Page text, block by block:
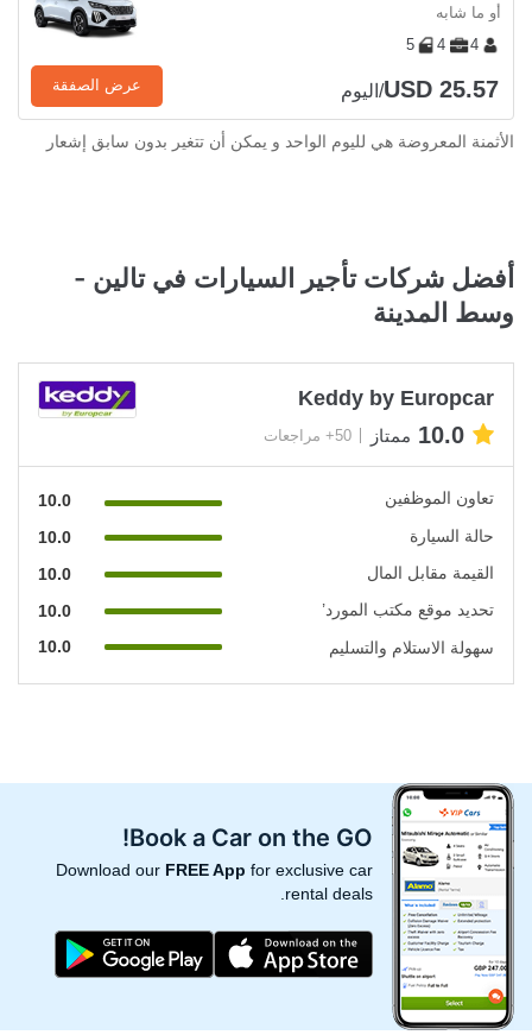
أو ما شابه
4
4
5
USD 25.57/اليوم عرض الصفقة
الأثمنة المعروضة هي لليوم الواحد و يمكن أن تتغير بدون سابق إشعار
أفضل شركات تأجير السيارات في تالين -
وسط المدينة
Keddy by Europcar
10.0 ممتاز 50+ مراجعات
تعاون الموظفين
10.0
حالة السيارة
10.0
القيمة مقابل المال
10.0
تحديد موقع مكتب المورد’
10.0
سهولة الاستلام والتسليم
10.0
Book a Car on the GO!
Download our FREE App for exclusive car
rental deals.